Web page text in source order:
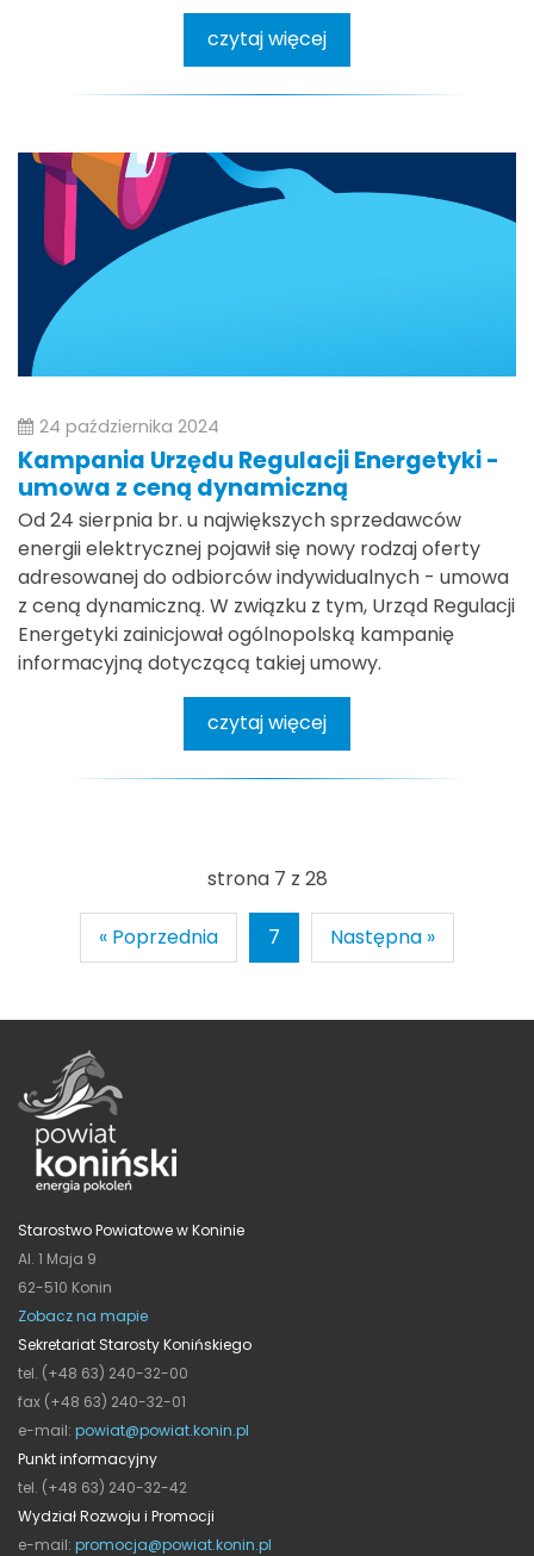
czytaj więcej
24 października 2024
Kampania Urzędu Regulacji Energetyki -
umowa z ceną dynamiczną
Od 24 sierpnia br. u największych sprzedawców
energii elektrycznej pojawił się nowy rodzaj oferty
adresowanej do odbiorców indywidualnych - umowa
z ceną dynamiczną. W związku z tym, Urząd Regulacji
Energetyki zainicjował ogólnopolską kampanię
informacyjną dotyczącą takiej umowy.
czytaj więcej
strona 7 z 28
« Poprzednia 7 Następna »
Starostwo Powiatowe w Koninie
Al. 1 Maja 9
62-510 Konin
Zobacz na mapie
Sekretariat Starosty Konińskiego
tel. (+48 63) 240-32-00
fax (+48 63) 240-32-01
e-mail: powiat@powiat.konin.pl
Punkt informacyjny
tel. (+48 63) 240-32-42
Wydział Rozwoju i Promocji
e-mail: promocja@powiat.konin.pl